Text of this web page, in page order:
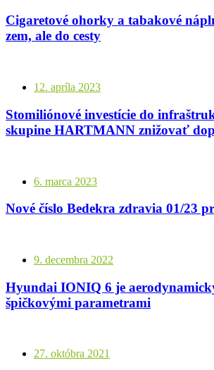
Cigaretové ohorky a tabakové
zem, ale do cesty
12. apríla 2023
Stomiliónové investície do
skupine HARTMANN znižovať
6. marca 2023
Nové číslo Bedekra zdravia 01/23
9. decembra 2022
Hyundai IONIQ 6 je
špičkovými parametrami
27. októbra 2021